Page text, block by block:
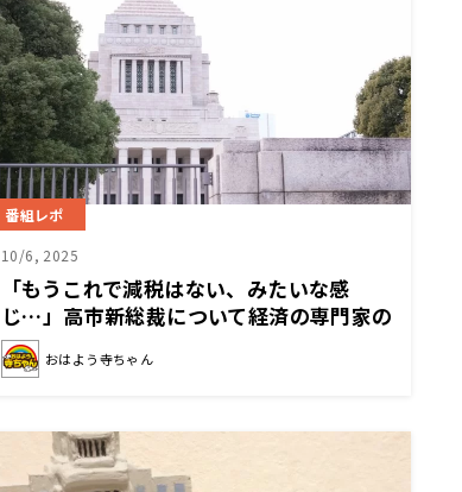
番組レポ
10/6, 2025
「もうこれで減税はない、みたいな感
じ…」高市新総裁について経済の専門家の
分析は？
おはよう寺ちゃん